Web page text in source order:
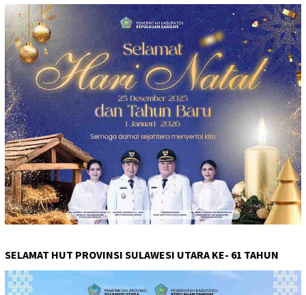
SELAMAT HUT PROVINSI SULAWESI UTARA KE- 61 TAHUN